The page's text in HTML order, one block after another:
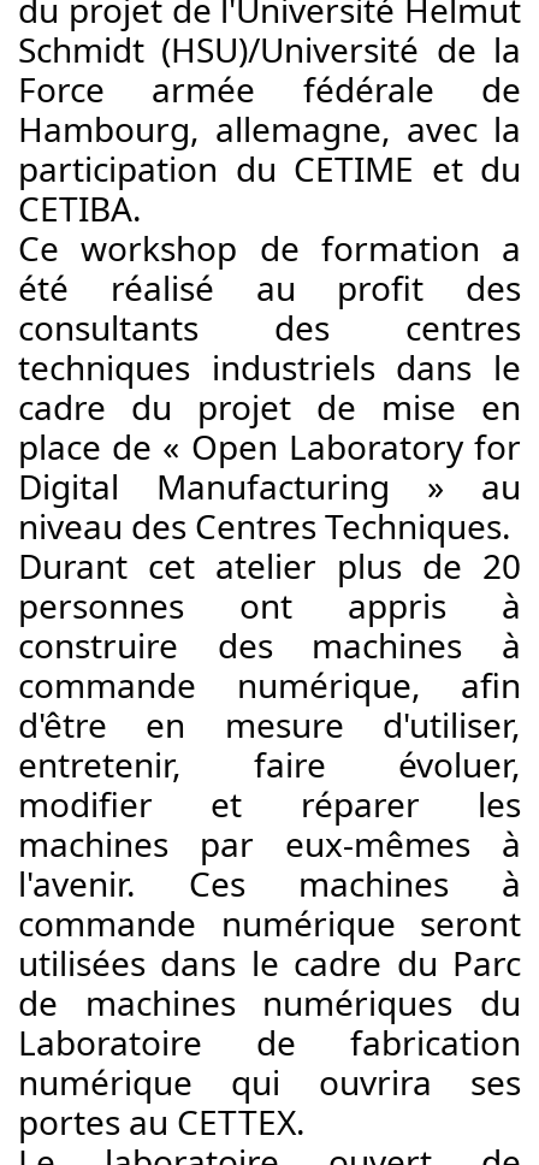
du projet de l'Université Helmut
Schmidt (HSU)/Université de la
Force armée fédérale de
Hambourg, allemagne, avec la
participation du CETIME et du
CETIBA.
Ce workshop de formation a
été réalisé au profit des
consultants des centres
techniques industriels dans le
cadre du projet de mise en
place de « Open Laboratory for
Digital Manufacturing » au
niveau des Centres Techniques.
Durant cet atelier plus de 20
personnes ont appris à
construire des machines à
commande numérique, afin
d'être en mesure d'utiliser,
entretenir, faire évoluer,
modifier et réparer les
machines par eux-mêmes à
l'avenir. Ces machines à
commande numérique seront
utilisées dans le cadre du Parc
de machines numériques du
Laboratoire de fabrication
numérique qui ouvrira ses
portes au CETTEX.